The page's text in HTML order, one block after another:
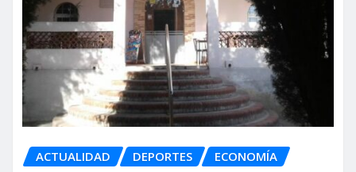
ACTUALIDAD DEPORTES ECONOMÍA